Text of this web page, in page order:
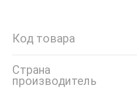
Код товара
Страна
производитель